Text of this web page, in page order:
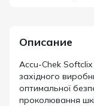
Описание
Accu-Chek Softclix
західного
оптимальної
проколювання